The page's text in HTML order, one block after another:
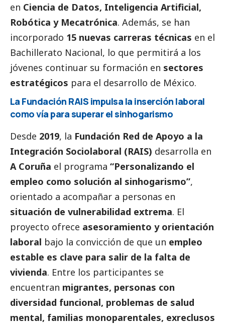
en Ciencia de Datos, Inteligencia Artificial,
Robótica y Mecatrónica. Además, se han
incorporado 15 nuevas carreras técnicas en el
Bachillerato Nacional, lo que permitirá a los
jóvenes continuar su formación en sectores
estratégicos para el desarrollo de México.
La Fundación RAIS impulsa la inserción laboral
como vía para superar el sinhogarismo
Desde 2019, la Fundación Red de Apoyo a la
Integración Sociolaboral (RAIS) desarrolla en
A Coruña el programa “Personalizando el
empleo como solución al sinhogarismo”,
orientado a acompañar a personas en
situación de vulnerabilidad extrema. El
proyecto ofrece asesoramiento y orientación
laboral bajo la convicción de que un empleo
estable es clave para salir de la falta de
vivienda. Entre los participantes se
encuentran migrantes, personas con
diversidad funcional, problemas de salud
mental, familias monoparentales, exreclusos